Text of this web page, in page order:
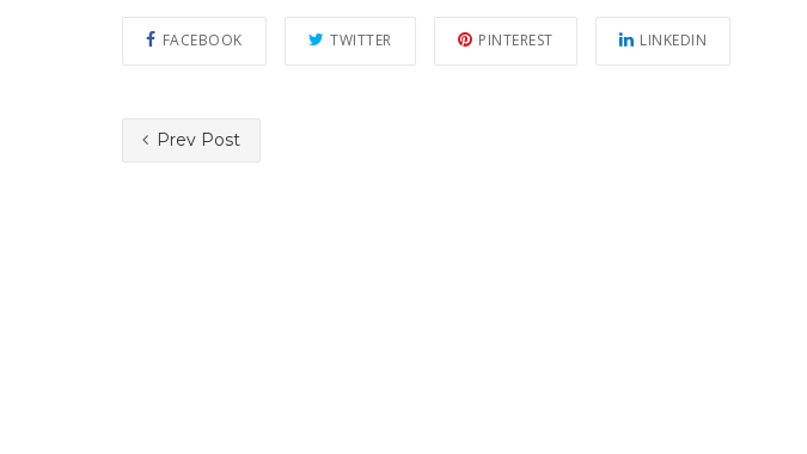
FACEBOOK TWITTER PINTEREST LINKEDIN
Prev Post